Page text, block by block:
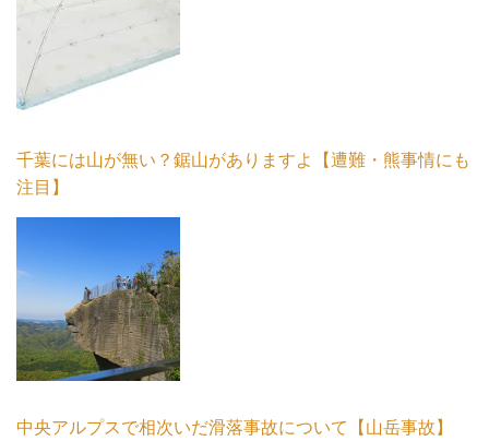
千葉には山が無い？鋸山がありますよ【遭難・熊事情にも
注目】
中央アルプスで相次いだ滑落事故について【山岳事故】